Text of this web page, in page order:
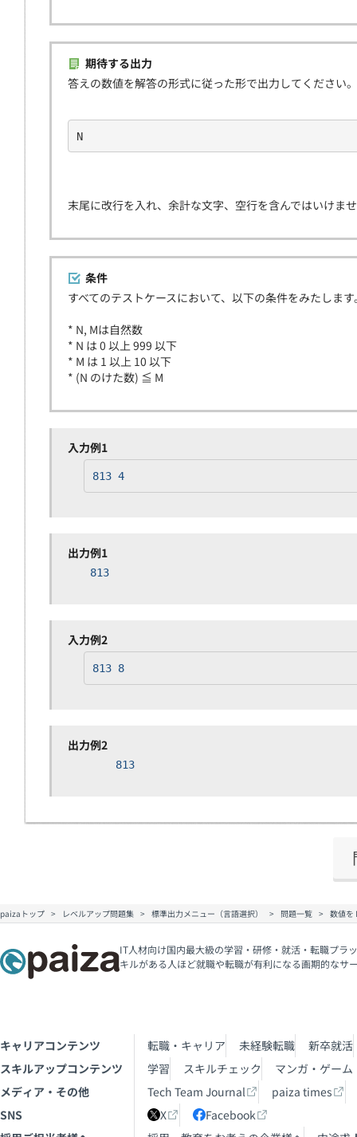
期待する出力
答えの数値を解答の形式に従った形で出力してください。
N
末尾に改行を入れ、余計な文字、空行を含んではいけま
条件
すべてのテストケースにおいて、以下の条件をみたします
* N, Mは自然数
* N は 0 以上 999 以下
* M は 1 以上 10 以下
* (N のけた数) ≦ M
入力例1
813 4
出力例1
813
入力例2
813 8
出力例2
813
paizaトップ レベルアップ問題集 標準出力メニュー（言語選択） 問題一覧 数値を
IT人材向け国内最大級の学習・研修・就活・転職プラ
キルがある人ほど就職や転職が有利になる画期的なサ
キャリアコンテンツ 転職・キャリア 未経験転職
新卒就活
スキルアップコンテンツ
学習 スキルチェック
マンガ・ゲーム
メディア・その他
Tech Team Journal
paiza times
SNS
X
Facebook